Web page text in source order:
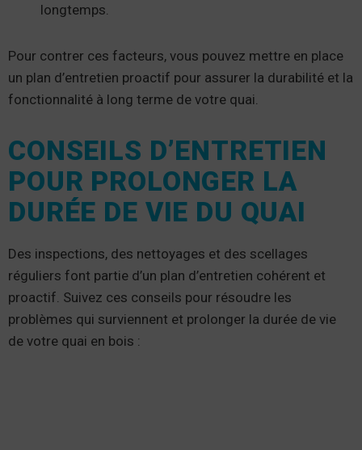
longtemps.
Pour contrer ces facteurs, vous pouvez mettre en place
un plan d’entretien proactif pour assurer la durabilité et la
fonctionnalité à long terme de votre quai.
CONSEILS D’ENTRETIEN
POUR PROLONGER LA
DURÉE DE VIE DU QUAI
Des inspections, des nettoyages et des scellages
réguliers font partie d’un plan d’entretien cohérent et
proactif. Suivez ces conseils pour résoudre les
problèmes qui surviennent et prolonger la durée de vie
de votre quai en bois :